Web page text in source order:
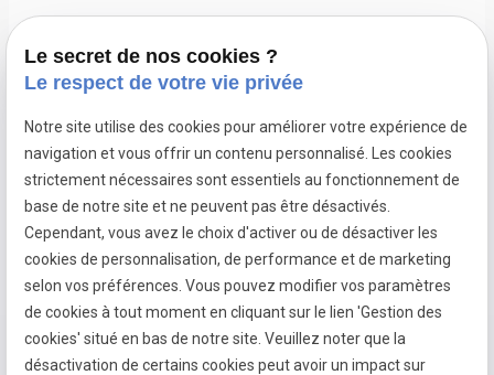
Suivez-nous
Pose de
fenêtres à
Dardilly
Pose de
fenêtres à
Francheville
Pose de
fenêtres à
Limonest
Mentions
légales
Politique de
confidentialité
Gestion
des
Plan du
Le secret de nos cookies ?
Le respect de votre vie privée
Notre site utilise des cookies pour améliorer votre expérience de
navigation et vous offrir un contenu personnalisé. Les cookies
strictement nécessaires sont essentiels au fonctionnement de
base de notre site et ne peuvent pas être désactivés.
Cependant, vous avez le choix d'activer ou de désactiver les
cookies de personnalisation, de performance et de marketing
selon vos préférences. Vous pouvez modifier vos paramètres
de cookies à tout moment en cliquant sur le lien 'Gestion des
cookies' situé en bas de notre site. Veuillez noter que la
désactivation de certains cookies peut avoir un impact sur